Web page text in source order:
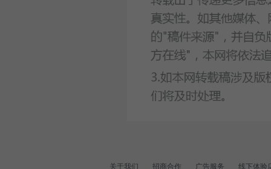
关于我们 招商合作 广告服务 线下体验